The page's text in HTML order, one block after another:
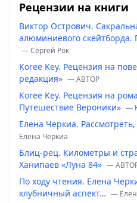
Рецензии на книги
Виктор Острович.
алюминиевого скейтборда.
— Сергей Рок
Koree Key. Рецензия на
редакция» — ABTOP
Koree Key. Рецензия на
Путешествие Вероники» —
Елена Черкиа.
Елена Черкиа
Блиц-рец. Километры и
Ханипаев «Луна 84» —
По ходу чтения. Елена
клубничный аспект… —